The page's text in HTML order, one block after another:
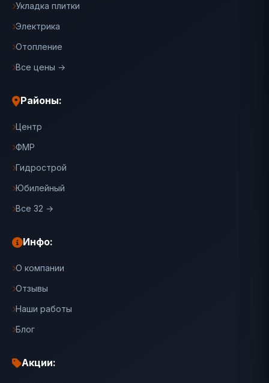
Укладка плитки
Электрика
Отопление
Все цены →
Районы:
Центр
ФМР
Гидрострой
Юбилейный
Все 32 →
Инфо:
О компании
Отзывы
Наши работы
Блог
Акции: